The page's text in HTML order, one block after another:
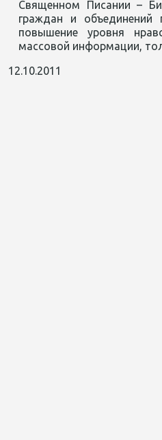
Священном Писании –
граждан и объединений
повышение уровня
массовой информации,
12.10.2011